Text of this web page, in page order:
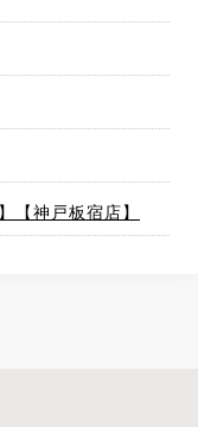
【神戸板宿店】